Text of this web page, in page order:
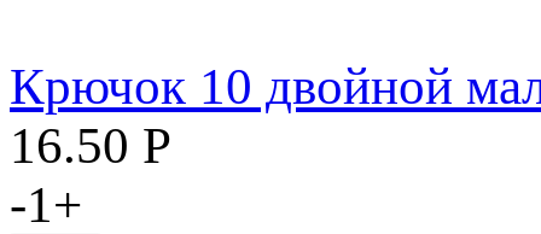
Крючок 10 двойной
16.50 Р
-1+